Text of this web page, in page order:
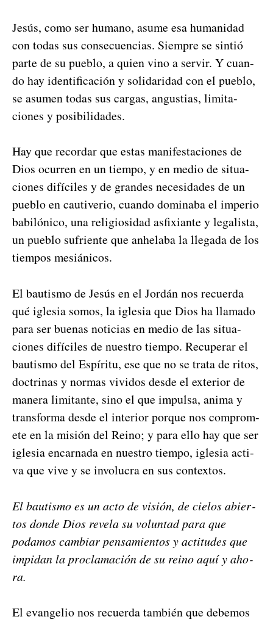
Jesús, como ser humano, asume esa humanidad
con todas sus con­se­cuen­cias. Siem­pre se sin­tió
parte de su pueblo, a quien vino a servir. Y cuan­
do hay iden­ti­fi­cación y sol­i­dari­dad con el pueblo,
se asumen todas sus car­gas, angus­tias, lim­ita­
ciones y posi­bil­i­dades.
Hay que recor­dar que estas man­i­festa­ciones de
Dios ocur­ren en un tiem­po, y en medio de situa­
ciones difí­ciles y de grandes necesi­dades de un
pueblo en cau­tive­rio, cuan­do dom­ina­ba el impe­rio
babilóni­co, una reli­giosi­dad asfixi­ante y legal­ista,
un pueblo sufri­ente que anhela­ba la lle­ga­da de los
tiem­pos mesiáni­cos.
El bautismo de Jesús en el Jordán nos recuer­da
qué igle­sia somos, la igle­sia que Dios ha lla­ma­do
para ser bue­nas noti­cias en medio de las situa­
ciones difí­ciles de nue­stro tiem­po. Recu­per­ar el
bautismo del Espíritu, ese que no se tra­ta de ritos,
doc­tri­nas y nor­mas vivi­dos des­de el exte­ri­or de
man­era lim­i­tante, sino el que impul­sa, ani­ma y
trans­for­ma des­de el inte­ri­or porque nos com­pro­m­
ete en la mis­ión del Reino; y para ello hay que ser
igle­sia encar­na­da en nue­stro tiem­po, igle­sia acti­
va que vive y se involu­cra en sus con­tex­tos.
El bautismo es un acto de visión, de cie­los abier­
tos donde Dios rev­ela su vol­un­tad para que
podamos cam­biar pen­samien­tos y acti­tudes que
imp­i­dan la procla­mación de su reino aquí y aho­
ra.
El evan­ge­lio nos recuer­da tam­bién que debe­mos